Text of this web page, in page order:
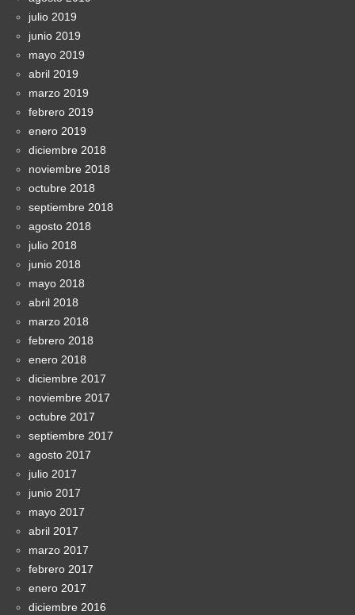
julio 2019
junio 2019
mayo 2019
abril 2019
marzo 2019
febrero 2019
enero 2019
diciembre 2018
noviembre 2018
octubre 2018
septiembre 2018
agosto 2018
julio 2018
junio 2018
mayo 2018
abril 2018
marzo 2018
febrero 2018
enero 2018
diciembre 2017
noviembre 2017
octubre 2017
septiembre 2017
agosto 2017
julio 2017
junio 2017
mayo 2017
abril 2017
marzo 2017
febrero 2017
enero 2017
diciembre 2016